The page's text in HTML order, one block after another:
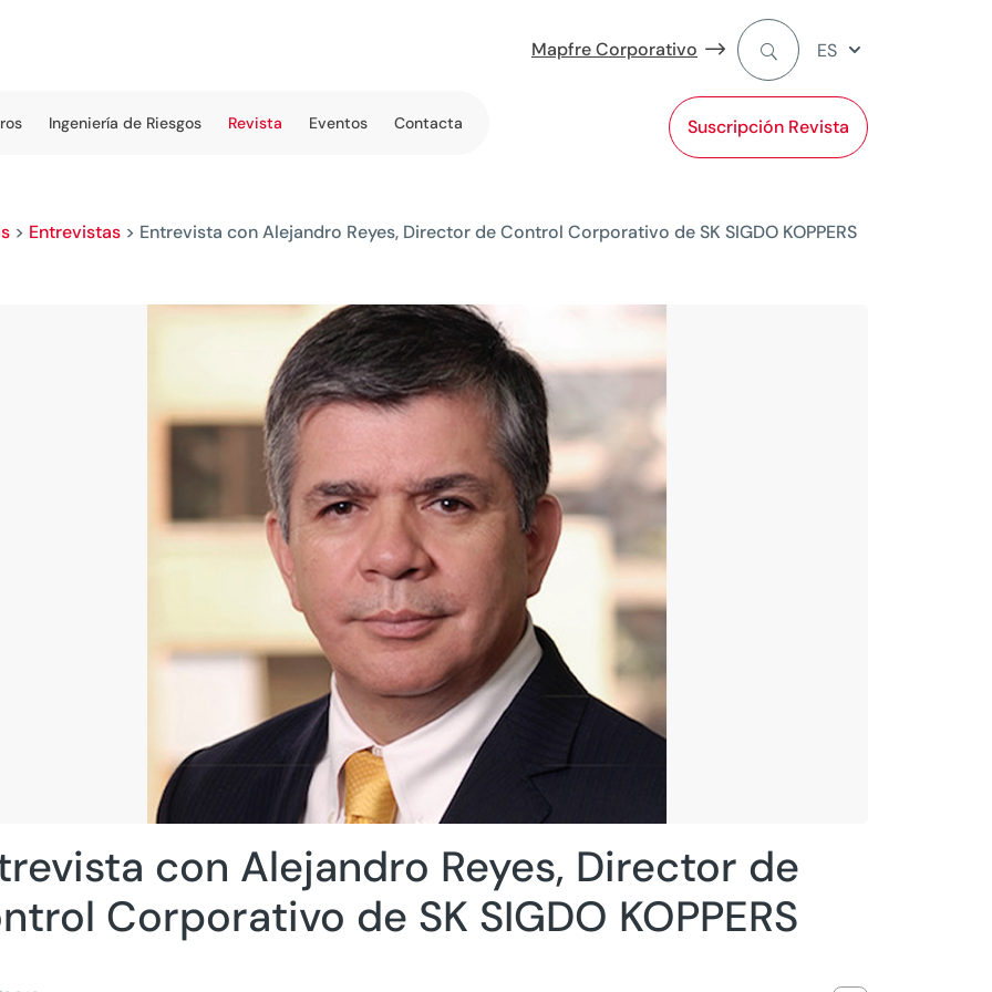
Mapfre Corporativo
Suscripción Revista
ES
Ingeniería de Riesgos Revista Eventos Contacta
> Entrevistas > Entrevista con Alejandro Reyes, Director de Control Corporativo de SK SIGDO KOPPERS
con Alejandro Reyes, Director de
Corporativo de SK SIGDO KOPPERS